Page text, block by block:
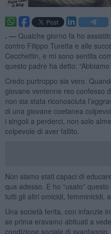
. — Qualche giorno fa ho
contro Filippo Turetta e alle
Cecchettin, e mi sono sentita
questo padre ha detto: “Abbiamo
Credo purtroppo sia vero.
giovane ventenne reo confesso
non sia stata riconosciuta
di una giovane coetanea
i singoli a perderci, non solo
colpevole di aver fallito.
Non siamo stati capaci di
qua adesso. E ho “usato”
tutti gli altri omicidi, femminicidi,
Una società ferita, con infanzie
se prima eravamo abituati a
condizione sociale di